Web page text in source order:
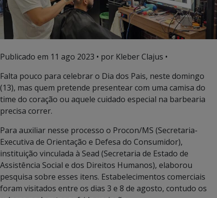
Publicado em 11 ago 2023 • por Kleber Clajus •
Falta pouco para celebrar o Dia dos Pais, neste domingo
(13), mas quem pretende presentear com uma camisa do
time do coração ou aquele cuidado especial na barbearia
precisa correr.
Para auxiliar nesse processo o Procon/MS (Secretaria-
Executiva de Orientação e Defesa do Consumidor),
instituição vinculada à Sead (Secretaria de Estado de
Assistência Social e dos Direitos Humanos), elaborou
pesquisa sobre esses itens. Estabelecimentos comerciais
foram visitados entre os dias 3 e 8 de agosto, contudo os